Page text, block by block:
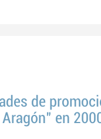
de
en